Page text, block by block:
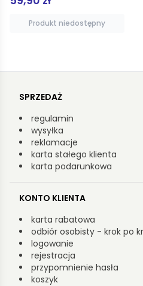
Produkt niedostępny
SPRZEDAŻ
regulamin
wysyłka
reklamacje
karta stałego klienta
karta podarunkowa
KONTO KLIENTA
karta rabatowa
odbiór osobisty - krok po
logowanie
rejestracja
przypomnienie hasła
koszyk